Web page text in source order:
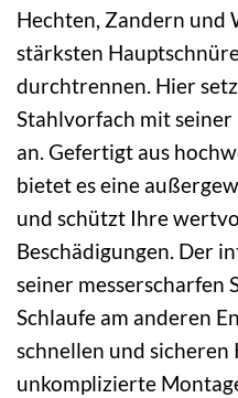
Hechten, Zandern und
stärksten
durchtrennen. Hier
Stahlvorfach mit
an. Gefertigt aus
bietet es eine
und schützt Ihre
Beschädigungen. Der
seiner messerscharfen
Schlaufe am anderen
schnellen und
unkomplizierte